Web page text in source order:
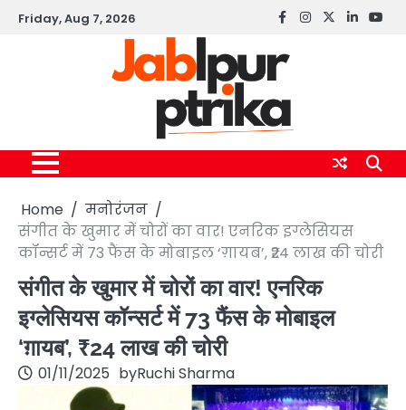
SkipFriday, Aug 7, 2026 Facebook
instagram
twitterlinkedin
Home
मनोरंजन
संगीत के खुमार में चोरों का वार! एनरिक इग्लेसियस
कॉन्सर्ट में 73 फैंस के मोबाइल ‘ग़ायब’, ₹24 लाख की चोरी
संगीत के खुमार में चोरों का वार! एनरिक
इग्लेसियस कॉन्सर्ट में 73 फैंस के मोबाइल
‘ग़ायब’, ₹24 लाख की चोरी
01/11/2025 byRuchi Sharma